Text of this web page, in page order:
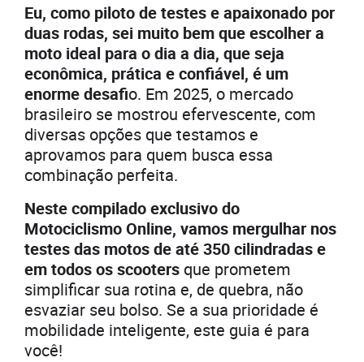
Eu, como piloto de testes e apaixonado por
duas rodas, sei muito bem que escolher a
moto ideal para o dia a dia, que seja
econômica, prática e confiável, é um
enorme desafio. Em 2025, o mercado
brasileiro se mostrou efervescente, com
diversas opções que testamos e
aprovamos para quem busca essa
combinação perfeita.
Neste compilado exclusivo do
Motociclismo Online, vamos mergulhar nos
testes das motos de até 350 cilindradas e
em todos os scooters que prometem
simplificar sua rotina e, de quebra, não
esvaziar seu bolso. Se a sua prioridade é
mobilidade inteligente, este guia é para
você!